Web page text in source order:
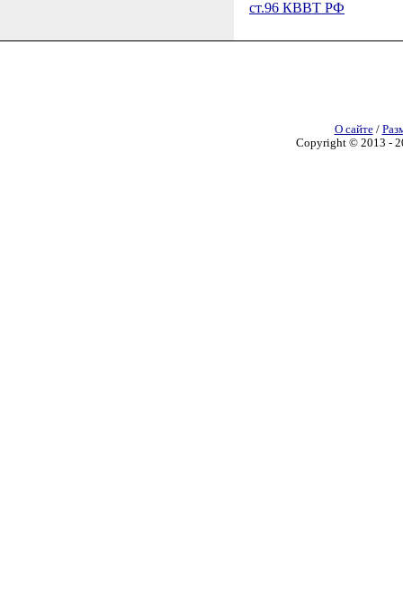
ст.96 КВВТ РФ
О сайте/
Copyright © 2013 -